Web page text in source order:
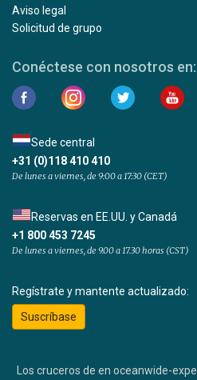
Aviso legal
Solicitud de grupo
Conéctese con nosotros en:
Sede central
+31 (0)118 410 410
De lunes a viernes, de 9:00 a 17:30 (CET)
Reservas en EE.UU. y Canadá
+1 800 453 7245
De lunes a viernes, de 9.00 a 17.30 horas (CST)
Regístrate y mantente actualizado:
Suscríbase
Los cruceros de en oceanwide-